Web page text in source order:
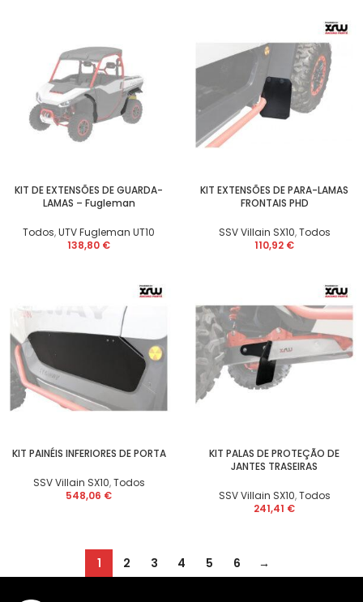
KIT DE EXTENSÕES DE GUARDA-
LAMAS – Fugleman
Todos,UTV Fugleman UT10
138,80 €
KIT EXTENSÕES DE PARA-LAMAS
FRONTAIS PHD
SSV Villain SX10,Todos
110,92 €
KIT PAINÉIS INFERIORES DE PORTA
SSV Villain SX10,Todos
548,06 €
KIT PALAS DE PROTEÇÃO DE
JANTES TRASEIRAS
SSV Villain SX10,Todos
241,41 €
1 2 3 4 5 6 →